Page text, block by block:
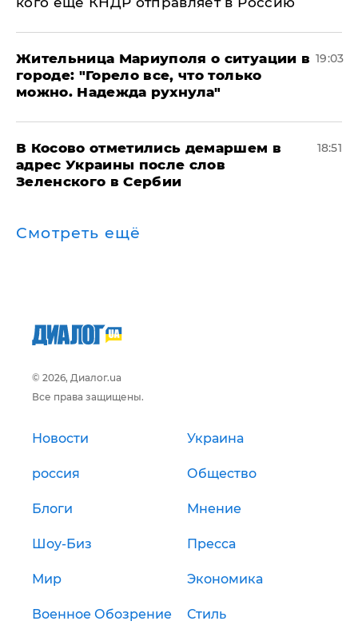
Жительница Мариуполя о ситуации в
городе: "Горело все, что только
можно. Надежда рухнула"
19:03
В Косово отметились демаршем в
адрес Украины после слов
Зеленского в Сербии
18:51
Смотреть ещё
© 2026, Диалог.ua
Все права защищены.
Новости Украина
россия Общество
Блоги Мнение
Шоу-Биз Пресса
Мир Экономика
Военное Обозрение Стиль